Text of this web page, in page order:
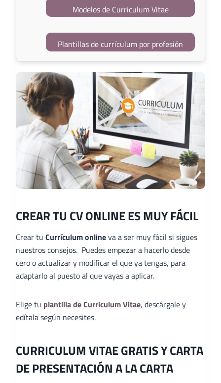
Modelos de Curriculum Vitae
Plantillas de currículum por profesión
CREAR TU CV ONLINE ES MUY FÁCIL
Crear tu Currículum onlineva a ser muy fácil si sigues
nuestros consejos. Puedes empezar a hacerlo desde
cero o actualizar y modificar el que ya tengas, para
adaptarlo al puesto al que vayas a aplicar.
Elige tu plantilla de Curriculum Vitae, descárgale y
edítala según necesites.
CURRICULUM VITAE GRATIS Y CARTA
DE PRESENTACIÓN A LA CARTA